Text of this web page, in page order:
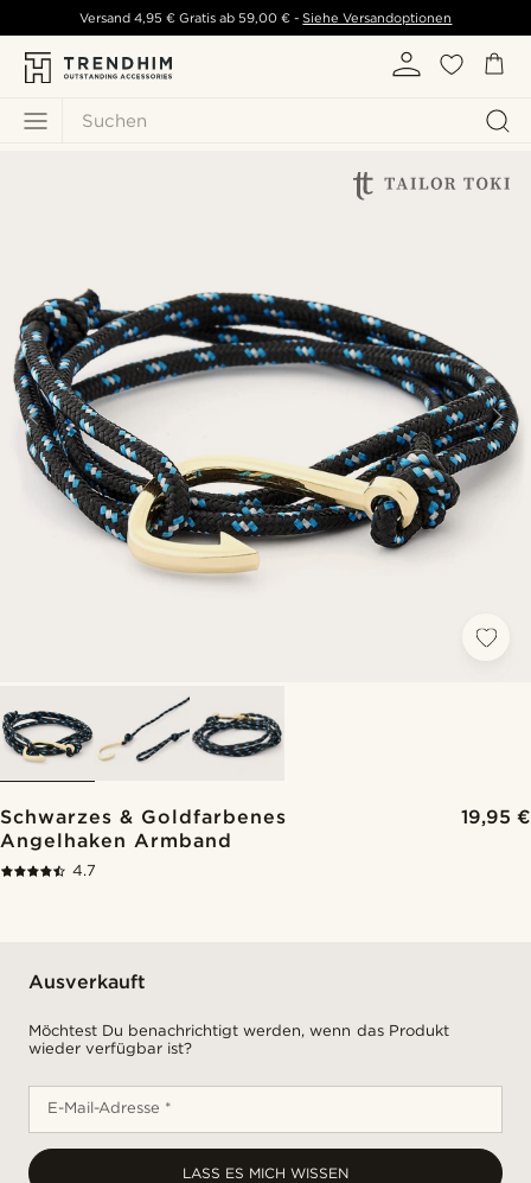
Suchen
Versand 4,95 € Gratis ab59,00 € - Siehe Versandoptionen
Schwarzes & Goldfarbenes
Angelhaken Armband
19,95 €
4.7
Ausverkauft
Möchtest Du benachrichtigt werden, wenn das Produkt
wieder verfügbar ist?
E-Mail-Adresse *
LASS ES MICH WISSEN